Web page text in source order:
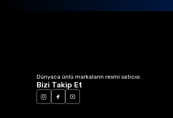
Dünyaca ünlü markaların resmi satıcısı.
Bizi Takip Et